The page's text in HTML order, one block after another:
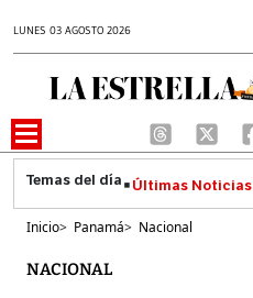
LUNES 03 AGOSTO 2026
Últimas Noticias
Inicio> Panamá> Nacional
NACIONAL